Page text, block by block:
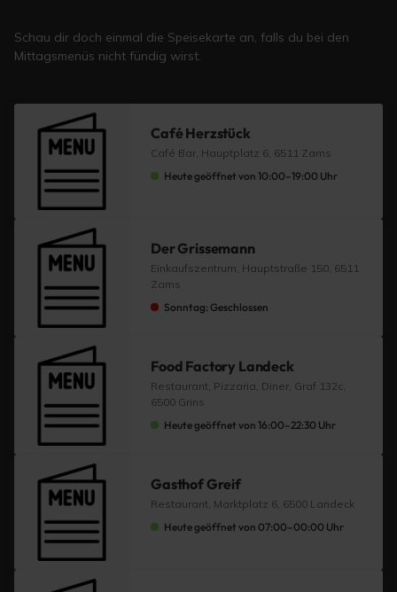
Schau dir doch einmal die Speisekarte an, falls du bei den
Mittagsmenüs nicht fündig wirst.
Café Herzstück
Café Bar, Hauptplatz 6, 6511 Zams
Heute geöffnet von 10:00–19:00 Uhr
Der Grissemann
Einkaufszentrum, Hauptstraße 150, 6511
Zams
Sonntag: Geschlossen
Food Factory Landeck
Restaurant, Pizzaria, Diner, Graf 132c,
6500 Grins
Heute geöffnet von 16:00–22:30 Uhr
Gasthof Greif
Restaurant, Marktplatz 6, 6500 Landeck
Heute geöffnet von 07:00–00:00 Uhr